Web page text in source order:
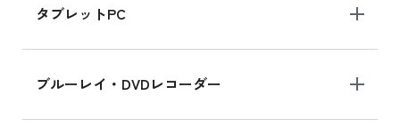
タブレットPC
ブルーレイ・DVDレコーダー
iPhone 16 シリーズ
iPhone 16 の新品買取価格